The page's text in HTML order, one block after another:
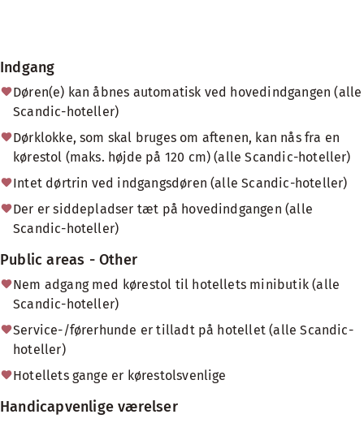
Indgang
Døren(e) kan åbnes automatisk ved hovedindgangen (alle
Scandic-hoteller)
Dørklokke, som skal bruges om aftenen, kan nås fra en
kørestol (maks. højde på 120 cm) (alle Scandic-hoteller)
Intet dørtrin ved indgangsdøren (alle Scandic-hoteller)
Der er siddepladser tæt på hovedindgangen (alle
Scandic-hoteller)
Public areas - Other
Nem adgang med kørestol til hotellets minibutik (alle
Scandic-hoteller)
Service-/førerhunde er tilladt på hotellet (alle Scandic-
hoteller)
Hotellets gange er kørestolsvenlige
Handicapvenlige værelser